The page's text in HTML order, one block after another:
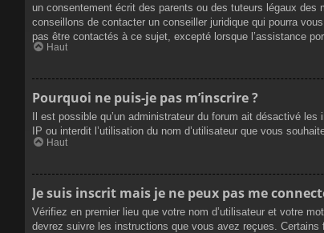
un consentement écrit des parents ou des tuteurs légaux
conseillons de contacter un conseiller juridique qui pourra
pas être contactés à ce sujet, excepté lorsque l’assistance
Haut
Pourquoi ne puis-je pas m’inscrire ?
Il est possible qu’un administrateur du forum ait désactivé
IP ou interdit l’utilisation du nom d’utilisateur que vous
Haut
Je suis inscrit mais je ne peux pas me
Vérifiez en premier lieu que votre nom d’utilisateur et votre
devrez suivre les instructions que vous avez reçues.